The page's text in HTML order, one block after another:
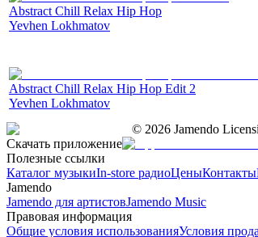
Abstract Chill Relax Hip Hop
Yevhen Lokhmatov
Abstract Chill Relax Hip Hop Edit 2
Yevhen Lokhmatov
© 2026 Jamendo
Скачать приложение
Полезные ссылки
Каталог музыкиIn-store радиоЦеныКонтакты
Jamendo
Jamendo для артистовJamendo Music
Правовая информация
Общие условия использованияУсловия